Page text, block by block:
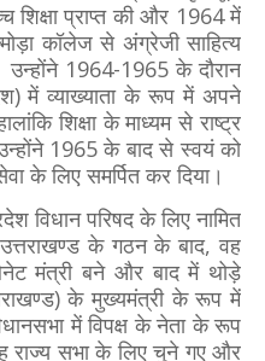
प्राप्त की और 1964 में
कॉलेज से अंग्रेजी साहित्य
उन्होंने 1964-1965 के दौरान
में व्याख्याता के रूप में अपने
शिक्षा के माध्यम से राष्ट्र
उन्होंने 1965 के बाद से स्‍वयं को
के लिए समर्पित कर दिया।
विधान परिषद के लिए नामित
के गठन के बाद, वह
मंत्री बने और बाद में थोड़े
के मुख्यमंत्री के रूप में
में विपक्ष के नेता के रूप
राज्य सभा के लिए चुने गए और